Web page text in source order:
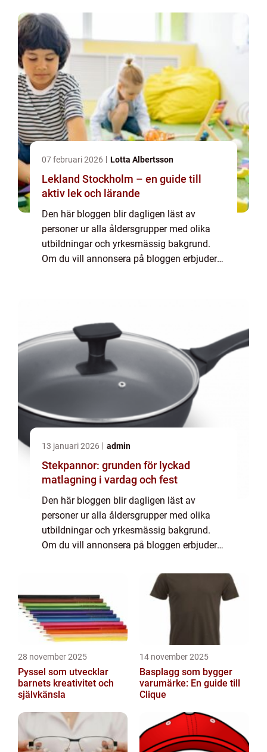
redaktionen så...
07 februari 2026 Lotta Albertsson
Lekland Stockholm – en guide till
aktiv lek och lärande
Den här bloggen blir dagligen läst av
personer ur alla åldersgrupper med olika
utbildningar och yrkesmässig bakgrund.
Om du vill annonsera på bloggen erbjuder
13 januari 2026 admin
Stekpannor: grunden för lyckad
matlagning i vardag och fest
Den här bloggen blir dagligen läst av
personer ur alla åldersgrupper med olika
utbildningar och yrkesmässig bakgrund.
Om du vill annonsera på bloggen erbjuder
endast ett av alternativen. Kontakta
28 november 2025
Pyssel som utvecklar
barnets kreativitet och
självkänsla
14 november 2025
Basplagg som bygger
varumärke: En guide till
Clique